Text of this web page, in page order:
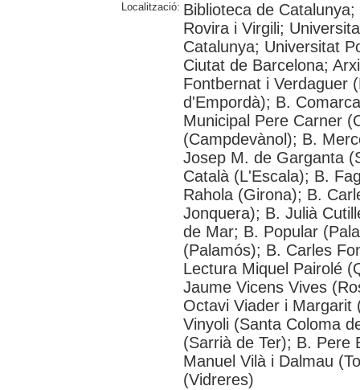
Localització: Biblioteca de
Rovira i Virgili;
Catalunya; Universitat
Ciutat de Barcelona;
Fontbernat i Verdaguer
d'Empordà); B.
Municipal Pere Carner
(Campdevànol); B.
Josep M. de Garganta
Català (L'Escala); B.
Rahola (Girona); B.
Jonquera); B. Julià
de Mar; B. Popular
(Palamós); B. Carles
Lectura Miquel Pairolé
Jaume Vicens Vives
Octavi Viader i Margarit
Vinyoli (Santa Coloma
(Sarrià de Ter); B. Pere
Manuel Vilà i Dalmau
(Vidreres)